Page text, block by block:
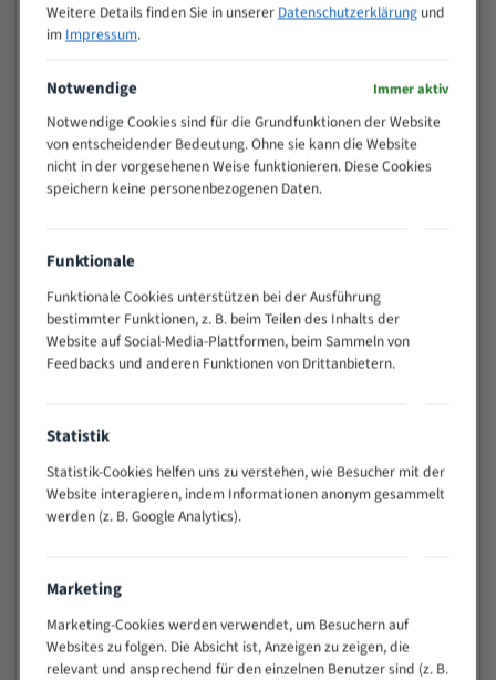
>
25
25 - 50
35 - 70
5/8
50 - 120
4/6
80 - 180
3/4
150 -
200 -
600
1,1/1,6
> 500
0,75/1,25
Vielseitiges Bandsägeblatt für verschiedenste
Anwendungen
Widerstandsfähig gegen Zahnbruch auch bei
schwierigen Werkstücken (Materialmischung,
Äußerst verschleißfest
Technische Beschreibung:
Weitere Details finden Sie in unserer Datenschutzerklärungund
im Impressum.
Notwendige Immer aktiv
Notwendige Cookies sind für die Grundfunktionen der Website
von entscheidender Bedeutung. Ohne sie kann die Website
nicht in der vorgesehenen Weise funktionieren. Diese Cookies
speichern keine personenbezogenen Daten.
Funktionale
Funktionale Cookies unterstützen bei der Ausführung
bestimmter Funktionen, z. B. beim Teilen des Inhalts der
Website auf Social-Media-Plattformen, beim Sammeln von
Feedbacks und anderen Funktionen von Drittanbietern.
Statistik
Statistik-Cookies helfen uns zu verstehen, wie Besucher mit der
Website interagieren, indem Informationen anonym gesammelt
werden (z. B. Google Analytics).
Marketing
Marketing-Cookies werden verwendet, um Besuchern auf
Websites zu folgen. Die Absicht ist, Anzeigen zu zeigen, die
relevant und ansprechend für den einzelnen Benutzer sind (z. B.